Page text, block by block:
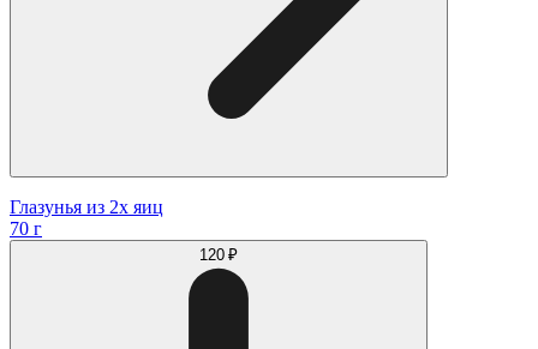
Глазунья из 2х яиц
70 г
120 ₽